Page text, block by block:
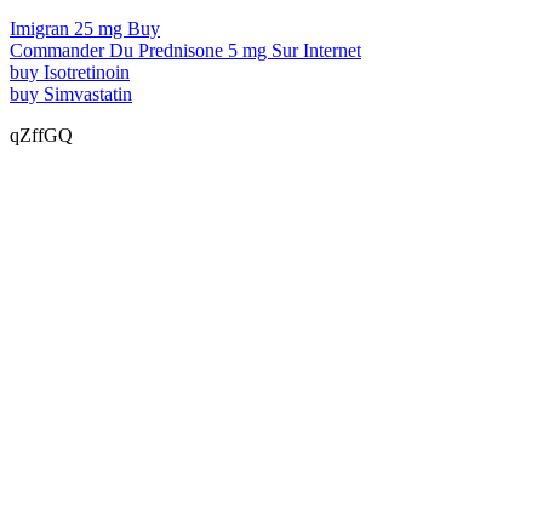
Imigran 25 mg Buy
Commander Du Prednisone 5 mg Sur Internet
buy Isotretinoin
buy Simvastatin
qZffGQ